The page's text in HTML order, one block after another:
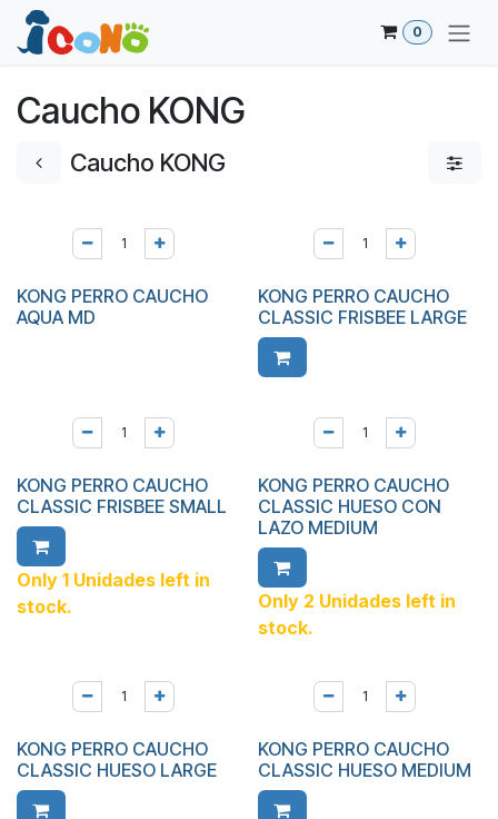
Ir al contenido
0
Caucho KONG
Caucho KONG
KONG PERRO CAUCHO
AQUA MD
KONG PERRO CAUCHO
CLASSIC FRISBEE LARGE
KONG PERRO CAUCHO
CLASSIC FRISBEE SMALL
Only 1 Unidades left in
stock.
KONG PERRO CAUCHO
CLASSIC HUESO CON
LAZO MEDIUM
Only 2 Unidades left in
stock.
KONG PERRO CAUCHO
CLASSIC HUESO LARGE
KONG PERRO CAUCHO
CLASSIC HUESO MEDIUM